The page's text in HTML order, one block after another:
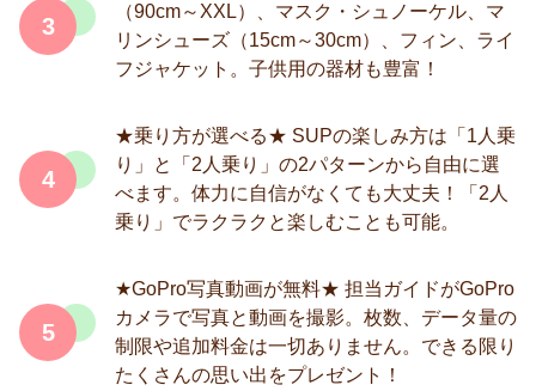
3
（90cm～XXL）、マスク・シュノーケル、マ
リンシューズ（15cm～30cm）、フィン、ライ
フジャケット。子供用の器材も豊富！
4
★乗り方が選べる★ SUPの楽しみ方は「1人乗
り」と「2人乗り」の2パターンから自由に選
べます。体力に自信がなくても大丈夫！「2人
乗り」でラクラクと楽しむことも可能。
5
★GoPro写真動画が無料★ 担当ガイドがGoPro
カメラで写真と動画を撮影。枚数、データ量の
制限や追加料金は一切ありません。できる限り
たくさんの思い出をプレゼント！